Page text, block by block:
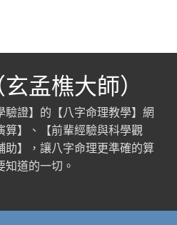
孟樵大師）
證】的【八字命理教學】網
算】、【前輩經驗與科學觀
助】，讓八字命理更準確的算
知道的一切。